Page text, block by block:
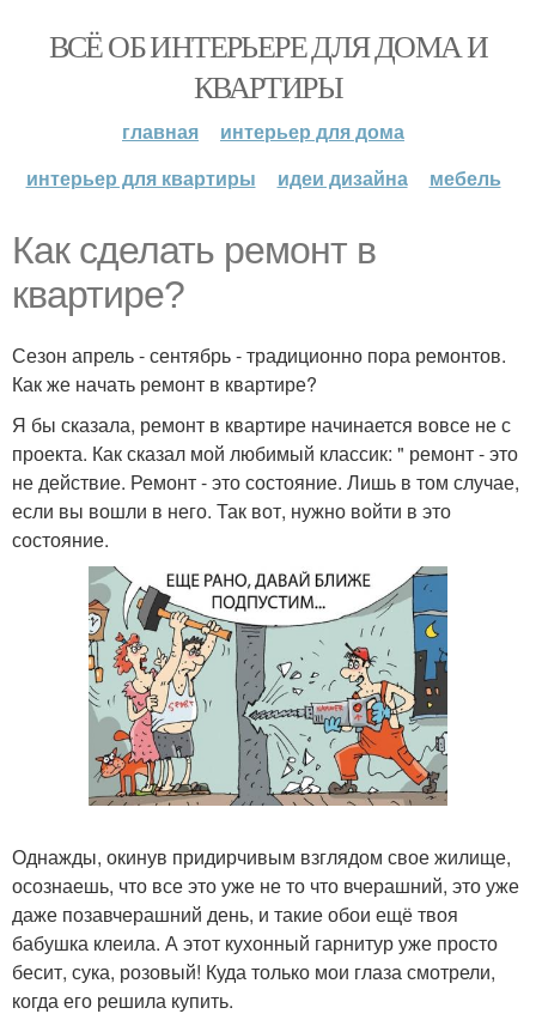
ВСЁ ОБ ИНТЕРЬЕРЕ ДЛЯ ДОМА И
КВАРТИРЫ
главная
интерьер для дома
интерьер для квартиры
идеи дизайна мебель
Как сделать ремонт в
квартире?
Сезон апрель - сентябрь - традиционно пора ремонтов.
Как же начать ремонт в квартире?
Я бы сказала, ремонт в квартире начинается вовсе не с
проекта. Как сказал мой любимый классик: " ремонт - это
не действие. Ремонт - это состояние. Лишь в том случае,
если вы вошли в него. Так вот, нужно войти в это
состояние.
Однажды, окинув придирчивым взглядом свое жилище,
осознаешь, что все это уже не то что вчерашний, это уже
даже позавчерашний день, и такие обои ещё твоя
бабушка клеила. А этот кухонный гарнитур уже просто
бесит, сука, розовый! Куда только мои глаза смотрели,
когда его решила купить.